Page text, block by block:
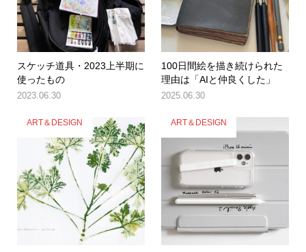
スケッチ道具・2023上半期に
使ったもの
2023.06.30
100日間絵を描き続けられた
理由は「AIと仲良くした」
2025.06.30
ART＆DESIGN ART＆DESIGN